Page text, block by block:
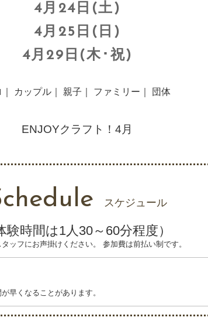
4月24日(土)
4月25日(日)
4月29日(木･祝)
｜ カップル｜ 親子｜ ファミリー｜ 団体
ENJOYクラフト！4月
スケジュール
験時間は1人30～60分程度）
ッフにお声掛けください。 参加費は前払い制です。
早くなることがあります。